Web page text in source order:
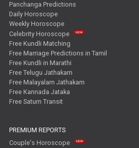
Panchanga Predictions
Daily Horoscope
Weekly Horoscope
Celebrity Horoscope
Free Kundli Matching
Free Marriage Predictions in Tamil
Free Kundli in Marathi
Free Telugu Jathakam
Free Malayalam Jathakam
Free Kannada Jataka
Free Saturn Transit
PREMIUM REPORTS
Couple's Horoscope